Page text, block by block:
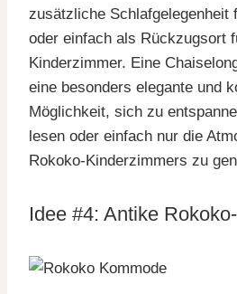
zusätzliche Schlafgelegenheit
oder einfach als Rückzugsort
Kinderzimmer. Eine
eine besonders elegante und
Möglichkeit, sich zu
lesen oder einfach nur die
Rokoko-Kinderzimmers zu
Idee #4: Antike